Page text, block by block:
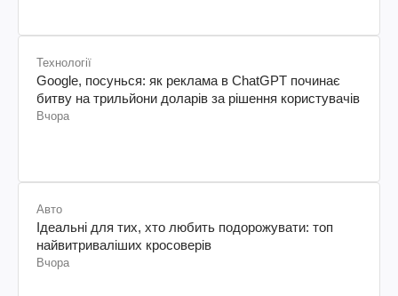
Технології
Google, посунься: як реклама в ChatGPT починає
битву на трильйони доларів за рішення користувачів
Вчора
Авто
Ідеальні для тих, хто любить подорожувати: топ
найвитриваліших кросоверів
Вчора